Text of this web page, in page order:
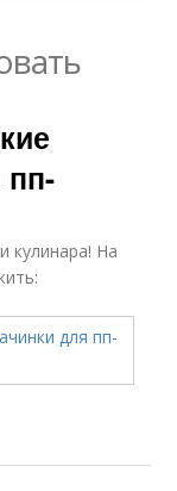
пп-
кулинара! На